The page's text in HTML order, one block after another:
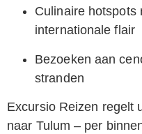
Culinaire hotspots
internationale flair
Bezoeken aan
stranden
Excursio Reizen regelt
naar Tulum – per